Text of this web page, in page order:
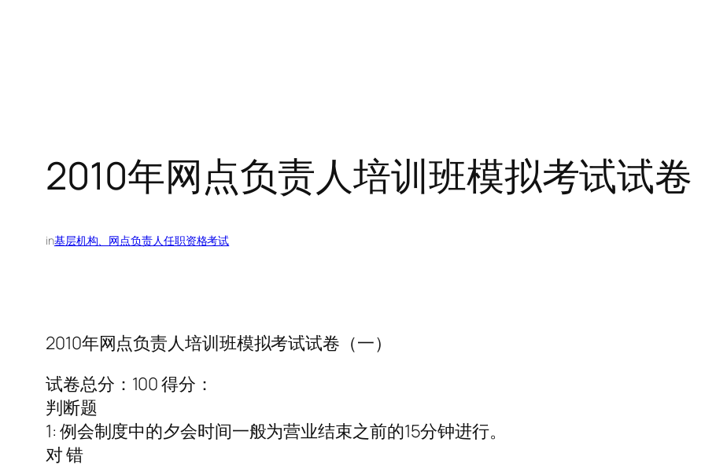
2010年网点负责人培训班模拟考试试
in基层机构、网点负责人任职资格考试
2010年网点负责人培训班模拟考试试卷（一）
试卷总分：100 得分：
判断题
1: 例会制度中的夕会时间一般为营业结束之前的15分钟进行。
对 错